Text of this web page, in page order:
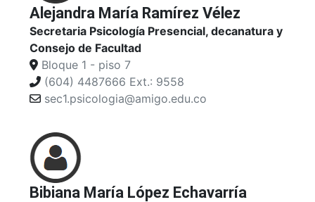
Alejandra María Ramírez Vélez
Secretaria Psicología Presencial, decanatura y
Consejo de Facultad
Bloque 1 - piso 7
(604) 4487666 Ext.: 9558
sec1.psicologia@amigo.edu.co
Bibiana María López Echavarría